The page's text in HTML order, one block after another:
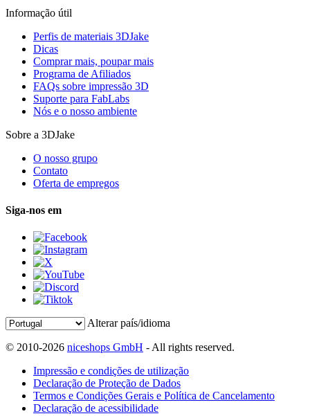
Informação útil
Perfis de materiais 3DJake
Dicas
Comprar mais, poupar mais
Programa de Afiliados
FAQs sobre impressão 3D
Suporte para FabLabs
Nós e o nosso ambiente
Sobre a 3DJake
O nosso grupo
Contato
Oferta de empregos
Siga-nos em
Alterar país/idioma
© 2010-2026 niceshops GmbH - All rights reserved.
Impressão e condições de utilização
Declaração de Proteção de Dados
Termos e Condições Gerais e Política de Cancelamento
Declaração de acessibilidade